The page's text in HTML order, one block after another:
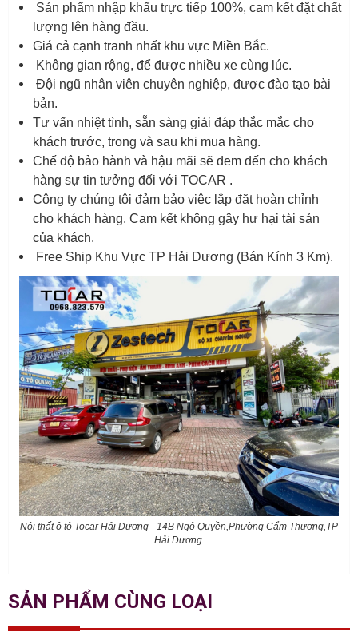
Sản phẩm nhập khẩu trực tiếp 100%, cam kết đặt chất
lượng lên hàng đầu.
Giá cả cạnh tranh nhất khu vực Miền Bắc.
Không gian rộng, để được nhiều xe cùng lúc.
Đội ngũ nhân viên chuyên nghiệp, được đào tạo bài
bản.
Tư vấn nhiệt tình, sẵn sàng giải đáp thắc mắc cho
khách trước, trong và sau khi mua hàng.
Chế độ bảo hành và hậu mãi sẽ đem đến cho khách
hàng sự tin tưởng đối với TOCAR .
Công ty chúng tôi đảm bảo việc lắp đặt hoàn chỉnh
cho khách hàng. Cam kết không gây hư hại tài sản
của khách.
Free Ship Khu Vực TP Hải Dương (Bán Kính 3 Km).
Nội thất ô tô Tocar Hải Dương - 14B Ngô Quyền,Phường Cẩm Thượng,TP
Hải Dương
SẢN PHẨM CÙNG LOẠI